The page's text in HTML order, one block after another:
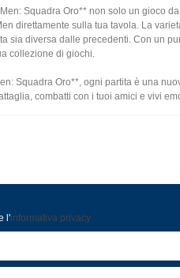
Squadra Oro** non solo un gioco
direttamente sulla tua tavola. La
diversa dalle precedenti. Con un
collezione di giochi.
Squadra Oro**, ogni partita è una
combatti con i tuoi amici e vivi
l'informativa privacy